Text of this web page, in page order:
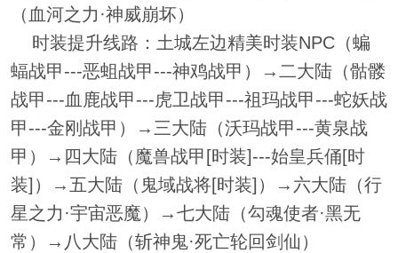
（血河之力·神威崩坏）
时装提升线路：土城左边精美时装NPC（蝙
蝠战甲---恶蛆战甲---神鸡战甲）→二大陆（骷髅
战甲---血鹿战甲---虎卫战甲---祖玛战甲---蛇妖战
甲---金刚战甲）→三大陆（沃玛战甲---黄泉战
甲）→四大陆（魔兽战甲[时装]---始皇兵俑[时
装]）→五大陆（鬼域战将[时装]）→六大陆（行
星之力·宇宙恶魔）→七大陆（勾魂使者·黑无
常）→八大陆（斩神鬼·死亡轮回剑仙）